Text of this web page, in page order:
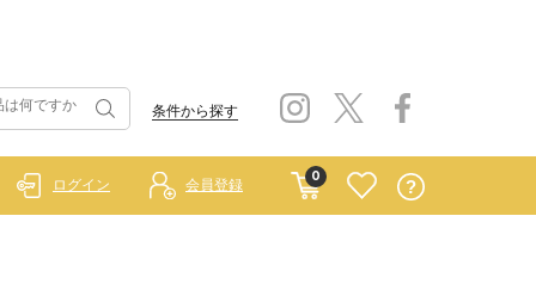
条件から探す
0
ログイン 会員登録